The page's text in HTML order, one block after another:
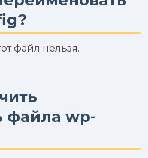
файл нельзя.
файла wp-